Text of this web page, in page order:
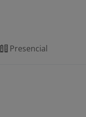
Presencial